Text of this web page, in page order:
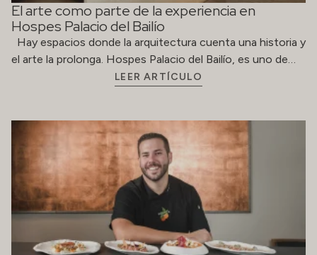
El arte como parte de la experiencia en
Hospes Palacio del Bailío
Hay espacios donde la arquitectura cuenta una historia y
el arte la prolonga. Hospes Palacio del Bailío, es uno de…
LEER ARTÍCULO